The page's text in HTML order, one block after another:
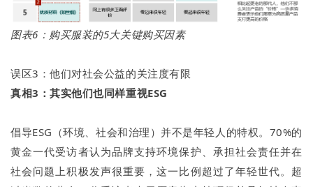
图表6：购买服装的5大关键购买因素
误区3：他们对社会公益的关注度有限
真相3：其实他们也同样重视ESG
倡导ESG（环境、社会和治理）并不是年轻人的特权。70%的
黄金一代受访者认为品牌支持环境保护、承担社会责任并在
社会问题上积极发声很重要，这一比例超过了年轻世代。超